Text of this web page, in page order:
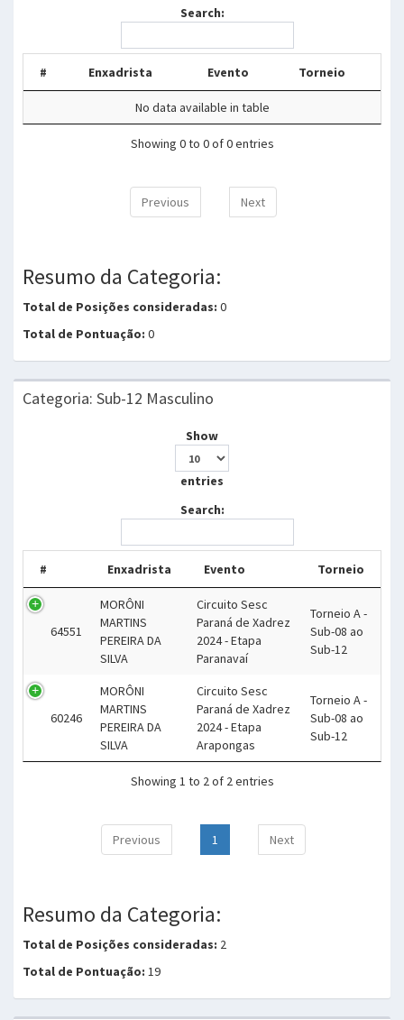
Search:
# Enxadrista Evento Torneio
No data available in table
Showing 0 to 0 of 0 entries
Previous Next
Resumo da Categoria:
Total de Posições consideradas: 0
Total de Pontuação: 0
Categoria: Sub-12 Masculino
Show
entries
Search:
# Enxadrista Evento Torneio
64551
MORÔNI
MARTINS
PEREIRA DA
SILVA
Circuito Sesc
Paraná de Xadrez
2024 - Etapa
Paranavaí
Torneio A -
Sub-08 ao
Sub-12
60246
MORÔNI
MARTINS
PEREIRA DA
SILVA
Circuito Sesc
Paraná de Xadrez
2024 - Etapa
Arapongas
Torneio A -
Sub-08 ao
Sub-12
Showing 1 to 2 of 2 entries
Previous 1 Next
Resumo da Categoria:
Total de Posições consideradas: 2
Total de Pontuação: 19